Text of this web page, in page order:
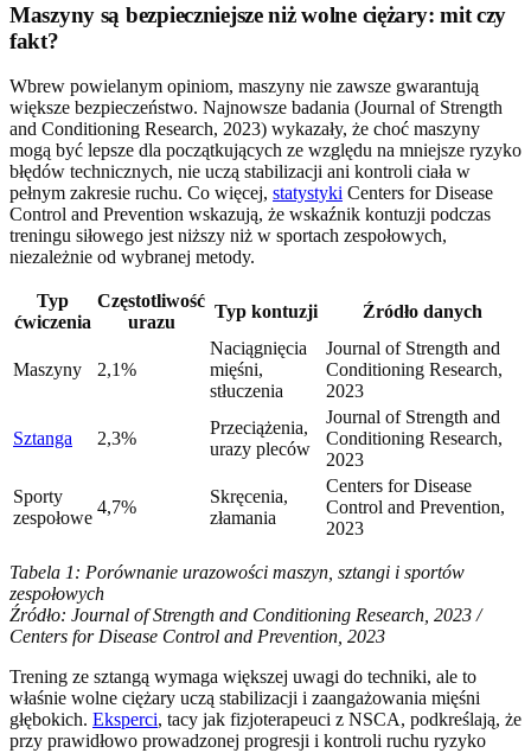
Maszyny są bezpieczniejsze niż wolne ciężary: mit czy
fakt?
Wbrew powielanym opiniom, maszyny nie zawsze gwarantują
większe bezpieczeństwo. Najnowsze badania (Journal of Strength
and Conditioning Research, 2023) wykazały, że choć maszyny
mogą być lepsze dla początkujących ze względu na mniejsze ryzyko
błędów technicznych, nie uczą stabilizacji ani kontroli ciała w
pełnym zakresie ruchu. Co więcej, statystyki Centers for Disease
Control and Prevention wskazują, że wskaźnik kontuzji podczas
treningu siłowego jest niższy niż w sportach zespołowych,
niezależnie od wybranej metody.
Typ
ćwiczenia
Częstotliwość
urazu
Typ kontuzji Źródło danych
Maszyny 2,1%
Naciągnięcia
mięśni,
stłuczenia
Journal of Strength and
Conditioning Research,
2023
Sztanga 2,3%
Przeciążenia,
urazy pleców
Journal of Strength and
Conditioning Research,
2023
Sporty
zespołowe
4,7%
Skręcenia,
złamania
Centers for Disease
Control and Prevention,
2023
Tabela 1: Porównanie urazowości maszyn, sztangi i sportów
zespołowych
Źródło: Journal of Strength and Conditioning Research, 2023 /
Centers for Disease Control and Prevention, 2023
Trening ze sztangą wymaga większej uwagi do techniki, ale to
właśnie wolne ciężary uczą stabilizacji i zaangażowania mięśni
głębokich. Eksperci, tacy jak fizjoterapeuci z NSCA, podkreślają, że
przy prawidłowo prowadzonej progresji i kontroli ruchu ryzyko